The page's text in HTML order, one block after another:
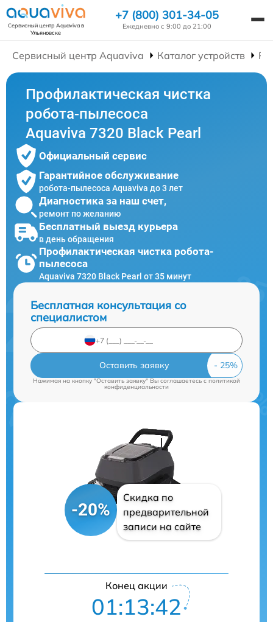
Сервисный центр Aquavivaв
Ульяновске
+7 (800) 301-34-05
Ежедневно с 9:00 до 21:00
Сервисный центр Aquaviva Каталог устройств
Профилактическая чистка
робота-пылесоса
Aquaviva 7320 Black Pearl
Официальный сервис
Гарантийное обслуживание
робота-пылесоса Aquaviva до 3 лет
Диагностика за наш счет,
ремонт по желанию
Бесплатный выезд курьера
в день обращения
Профилактическая чистка робота-
пылесоса
Aquaviva 7320 Black Pearl от 35 минут
Бесплатная консультация со
специалистом
Оставить заявку
Нажимая на кнопку "Оставить заявку" Вы соглашаетесь c политикой
конфиденциальности
-20%
Скидка по
предварительной
записи на сайте
Конец акции
01:13:41